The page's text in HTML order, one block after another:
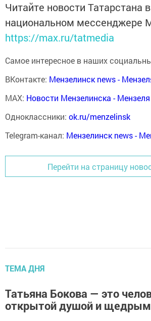
Читайте новости Татарстана в
национальном мессенджере
https://max.ru/tatmedia
Самое интересное в наших
ВКонтакте: Мензелинск news -
MAX: Новости Мензелинска -
Одноклассники: ok.ru/menzelinsk
Telegram-канал: Мензелинск news -
Перейти на страницу
ТЕМА ДНЯ
Татьяна Бокова — это
открытой душой и